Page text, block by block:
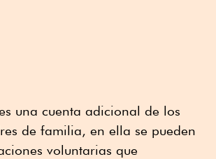
una cuenta adicional de los
de familia, en ella se pueden
voluntarias que